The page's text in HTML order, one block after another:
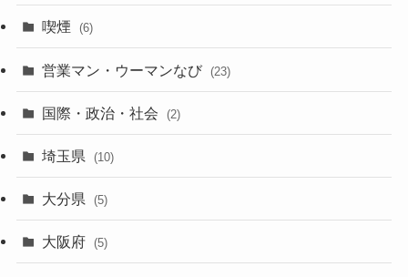
喫煙 (6)
営業マン・ウーマンなび (23)
国際・政治・社会 (2)
埼玉県 (10)
大分県 (5)
大阪府 (5)